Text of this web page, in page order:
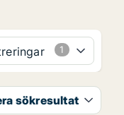
sökresultat